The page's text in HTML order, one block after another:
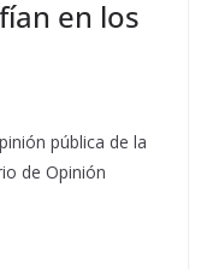
en los
pública de la
de Opinión